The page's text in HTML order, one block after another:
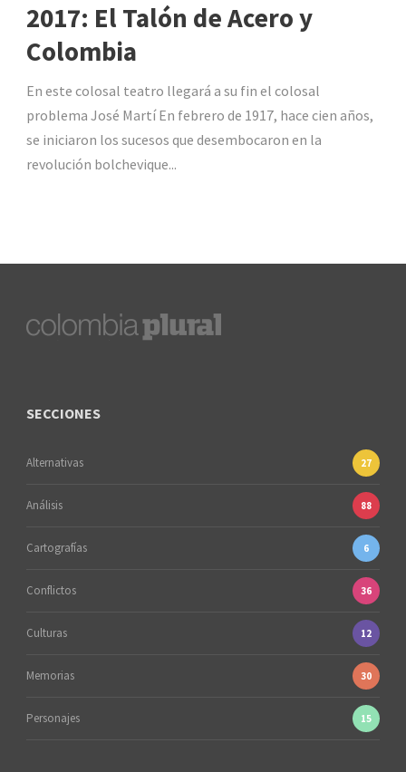
2017: El Talón de Acero y
Colombia
En este colosal teatro llegará a su fin el colosal
problema José Martí En febrero de 1917, hace cien años,
se iniciaron los sucesos que desembocaron en la
revolución bolchevique...
SECCIONES
Alternativas 27
Análisis 88
Cartografías 6
Conflictos 36
Culturas 12
Memorias 30
Personajes 15